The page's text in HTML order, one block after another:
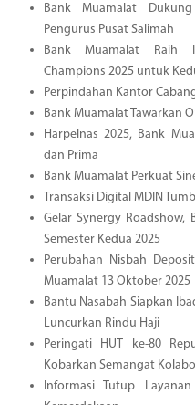
Bank Muamalat
Pengurus Pusat Salimah
Bank Muamalat Raih
Champions 2025 untuk
Perpindahan Kantor
Bank Muamalat Tawarkan
Harpelnas 2025, Bank
dan Prima
Bank Muamalat Perkuat
Transaksi Digital MDIN
Gelar Synergy Roadshow,
Semester Kedua 2025
Perubahan Nisbah
Muamalat 13 Oktober 2025
Bantu Nasabah Siapkan
Luncurkan Rindu Haji
Peringati HUT ke-80
Kobarkan Semangat
Informasi Tutup